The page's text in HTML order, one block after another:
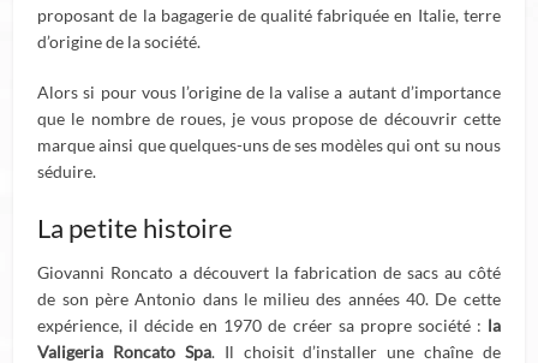
proposant de la bagagerie de qualité fabriquée en Italie, terre
d’origine de la société.
Alors si pour vous l’origine de la valise a autant d’importance
que le nombre de roues, je vous propose de découvrir cette
marque ainsi que quelques-uns de ses modèles qui ont su nous
séduire.
La petite histoire
Giovanni Roncato a découvert la fabrication de sacs au côté
de son père Antonio dans le milieu des années 40. De cette
expérience, il décide en 1970 de créer sa propre société : la
Valigeria Roncato Spa. Il choisit d’installer une chaîne de